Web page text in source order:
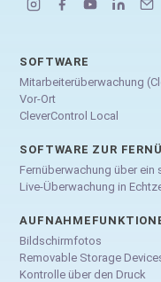
SOFTWARE
Mitarbeiterüberwachung
Vor-Ort
CleverControl Local
SOFTWARE ZUR
Fernüberwachung über ein
Live-Überwachung in
Bildschirmfotos
Removable Storage
Kontrolle über den Druck